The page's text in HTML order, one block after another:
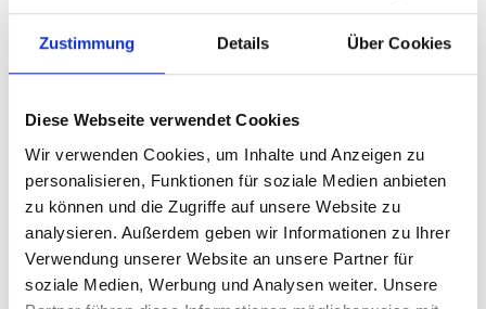
Zustimmung Details Über Cookies
Diese Webseite verwendet Cookies
Wir verwenden Cookies, um Inhalte und Anzeigen zu
personalisieren, Funktionen für soziale Medien anbieten
zu können und die Zugriffe auf unsere Website zu
analysieren. Außerdem geben wir Informationen zu Ihrer
Verwendung unserer Website an unsere Partner für
soziale Medien, Werbung und Analysen weiter. Unsere
Schadenservice Kostenlos
Details zum Leasing:
Einmalige Auslieferungskosten: 650 EURzzgl Mwst
Bruttolistenpreis: 72.200 EUR